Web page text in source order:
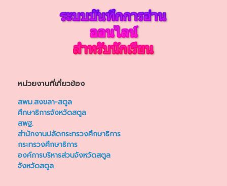
หน่วยงานที่เกี่ยวข้อง
สพม.สงขลา-สตูล
ศึกษาธิการจังหวัดสตูล
สพฐ.
สำนักงานปลัดกระทรวงศึกษาธิการ
กระทรวงศึกษาธิการ
องค์การบริหารส่วนจังหวัดสตูล
จังหวัดสตูล